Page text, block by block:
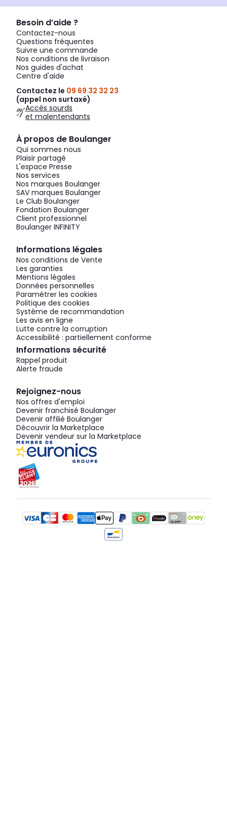
Besoin d’aide ?
Contactez-nous
Questions fréquentes
Suivre une commande
Nos conditions de livraison
Nos guides d'achat
Centre d'aide
Contactez le 09 69 32 32 23
(appel non surtaxé)
Accès sourds
et malentendants
À propos de Boulanger
Qui sommes nous
Plaisir partagé
L'espace Presse
Nos services
Nos marques Boulanger
SAV marques Boulanger
Le Club Boulanger
Fondation Boulanger
Client professionnel
Boulanger INFINITY
Informations légales
Nos conditions de Vente
Les garanties
Mentions légales
Données personnelles
Paramétrer les cookies
Politique des cookies
Système de recommandation
Les avis en ligne
Lutte contre la corruption
Accessibilité : partiellement conforme
Informations sécurité
Rappel produit
Alerte fraude
Rejoignez-nous
Nos offres d'emploi
Devenir franchisé Boulanger
Devenir affilié Boulanger
Découvrir la Marketplace
Devenir vendeur sur la Marketplace